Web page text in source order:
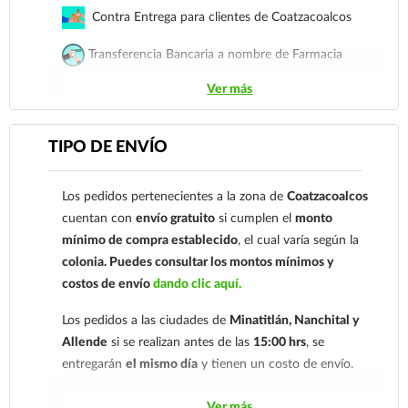
Contra Entrega para clientes de Coatzacoalcos
Transferencia Bancaria a nombre de Farmacia
cuenta: Clave: 014854655008143954
Para esta forma de pago el cliente deberá enviar su
comprobante de pago a al siguiente correo
nuestro
921 261 8491
Ver más
TIPO DE ENVÍO
Los pedidos pertenecientes a la zona deCoatzacoalcos
cuentan conenvío gratuito si cumplen elmonto
mínimo de compra establecido, el cual varía según la
colonia. Puedes consultar los montos mínimos y
costos de envíodando clic aquí.
Los pedidos a las ciudades de Minatitlán, Nanchital y
Allende si se realizan antes de las 15:00 hrs, se
entregaránel mismo día y tienen un costo de envío.
Los pedidos de otras localidades se envían mediante